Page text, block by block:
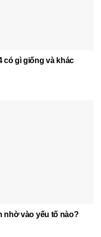
có gì giống và khác
nhờ vào yếu tố nào?